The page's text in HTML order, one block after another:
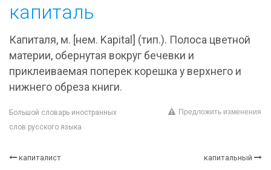
капиталь
Капиталя, м. [нем. Kapital] (тип.). Полоса цветной
материи, обернутая вокруг бечевки и
приклеиваемая поперек корешка у верхнего и
нижнего обреза книги.
Большой словарь иностранных
слов русского языка
Предложить изменения
капиталист капитальный